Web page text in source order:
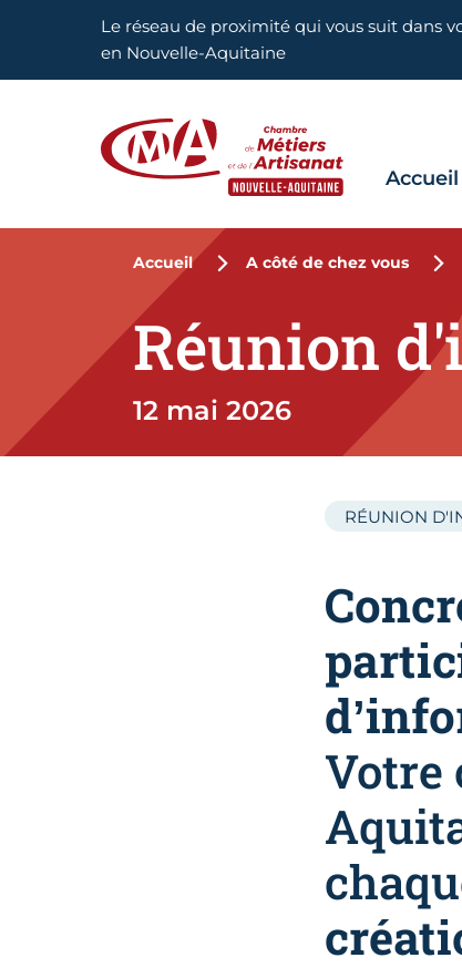
Aller en haut de pageLe réseau de proximité qui vous suit dans
en Nouvelle-Aquitaine
Accueil
Accueil A côté de chez vous
Réunion
12 mai 2026
RÉUNION
Votre